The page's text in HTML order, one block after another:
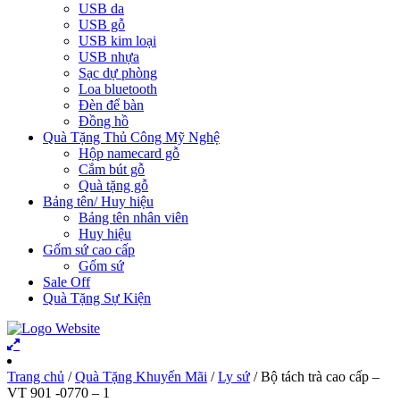
USB da
USB gỗ
USB kim loại
USB nhựa
Sạc dự phòng
Loa bluetooth
Đèn để bàn
Đồng hồ
Quà Tặng Thủ Công Mỹ Nghệ
Hộp namecard gỗ
Cắm bút gỗ
Quà tặng gỗ
Bảng tên/ Huy hiệu
Bảng tên nhân viên
Huy hiệu
Gốm sứ cao cấp
Gốm sứ
Sale Off
Quà Tặng Sự Kiện
Trang chủ /Quà Tặng Khuyến Mãi /Ly sứ / Bộ tách trà cao cấp –
VT 901 -0770 – 1